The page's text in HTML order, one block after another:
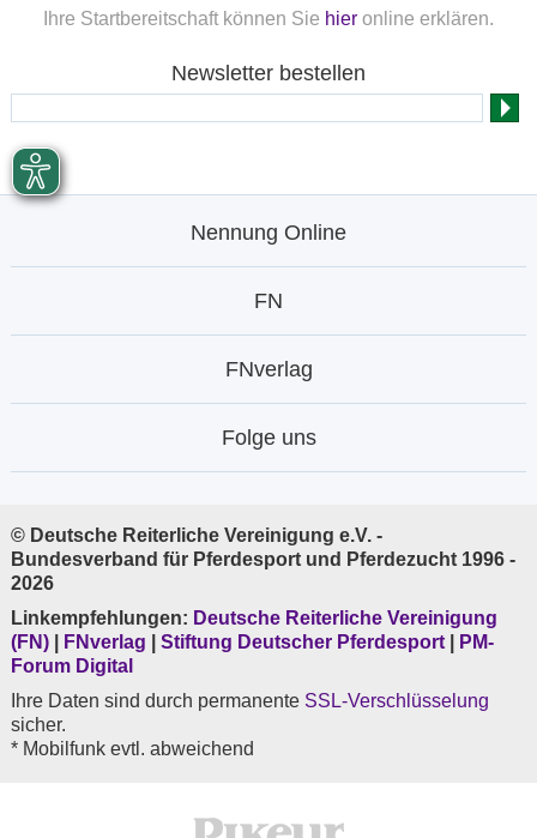
Ihre Startbereitschaft können Sie hier online erklären.
Newsletter bestellen
Nennung Online
FN
FNverlag
Folge uns
© Deutsche Reiterliche Vereinigung e.V. -
Bundesverband für Pferdesport und Pferdezucht 1996 -
2026
Linkempfehlungen: Deutsche Reiterliche Vereinigung
(FN)
FNverlag Stiftung Deutscher Pferdesport
PM-
Forum Digital
Ihre Daten sind durch permanente SSL-Verschlüsselung
sicher.
* Mobilfunk evtl. abweichend